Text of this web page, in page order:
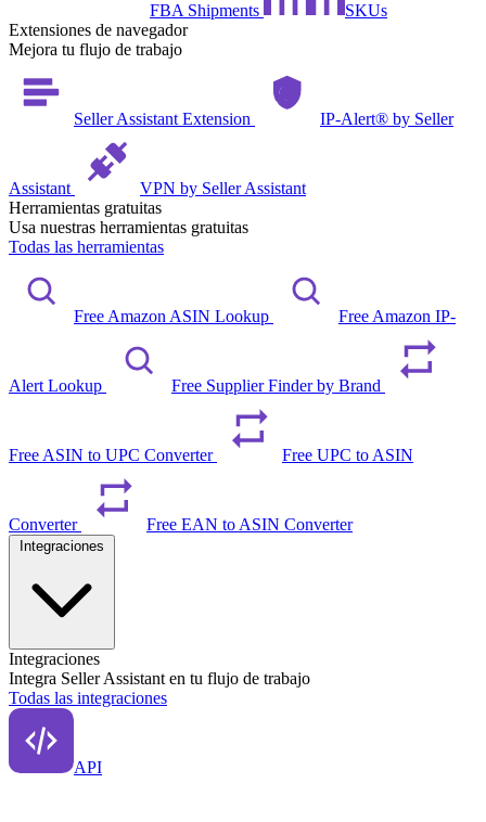
FBA Shipments
SKUs
Extensiones de navegador
Mejora tu flujo de trabajo
Seller Assistant Extension IP-Alert® by Seller
Assistant
VPN by Seller Assistant
Herramientas gratuitas
Usa nuestras herramientas gratuitas
Todas las herramientas
Free Amazon ASIN Lookup Free Amazon IP-
Alert Lookup Free Supplier Finder by Brand
Free ASIN to UPC Converter Free UPC to ASIN
Converter Free EAN to ASIN Converter
Integraciones
Integra Seller Assistant en tu flujo de trabajo
Todas las integraciones
API